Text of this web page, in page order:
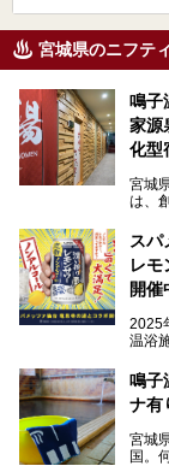
宮城県のニフテ
鳴子
家源
化型
宮城
は、
を利
注目
特筆
エー
温泉
力は
の全
スパ
レモ
開催
2025
温浴
「サ
配布
ルサ
鳴子
ナ有
宮城
国。